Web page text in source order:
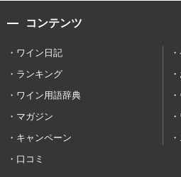
コンテンツ
ワイン日記
ランキング
ワイン用語辞典
マガジン
キャンペーン
口コミ